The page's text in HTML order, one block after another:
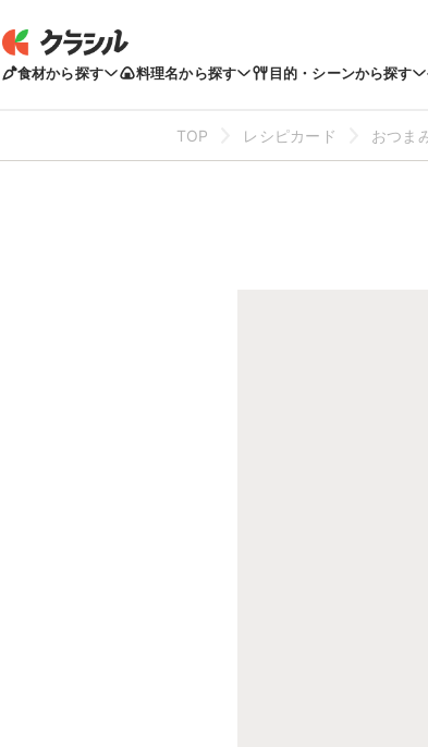
食材から探す 料理名から探す 目的・シーンから探す
TOP レシピカード おつま